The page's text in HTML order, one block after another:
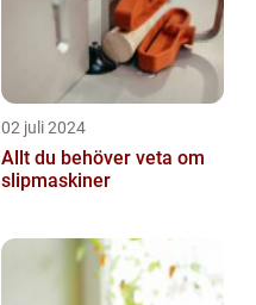
02 juli 2024
Allt du behöver veta om
slipmaskiner